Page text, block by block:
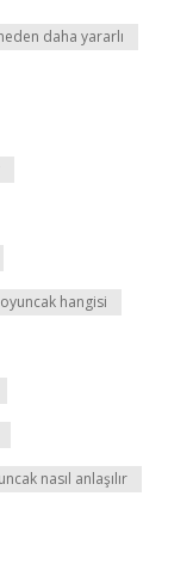
daha yararlı
hangisi
nasıl anlaşılır